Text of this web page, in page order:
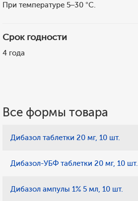
При температуре 5–30 °C.
Срок годности
4 года
Все формы товара
Дибазол таблетки 20 мг, 10 шт.
Дибазол-УБФ таблетки 20 мг, 10 шт.
Дибазол ампулы 1% 5 мл, 10 шт.